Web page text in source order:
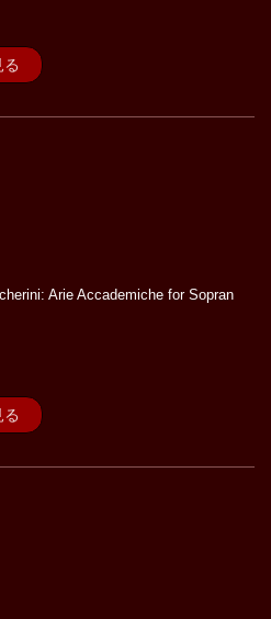
Arie Accademiche for Sopran